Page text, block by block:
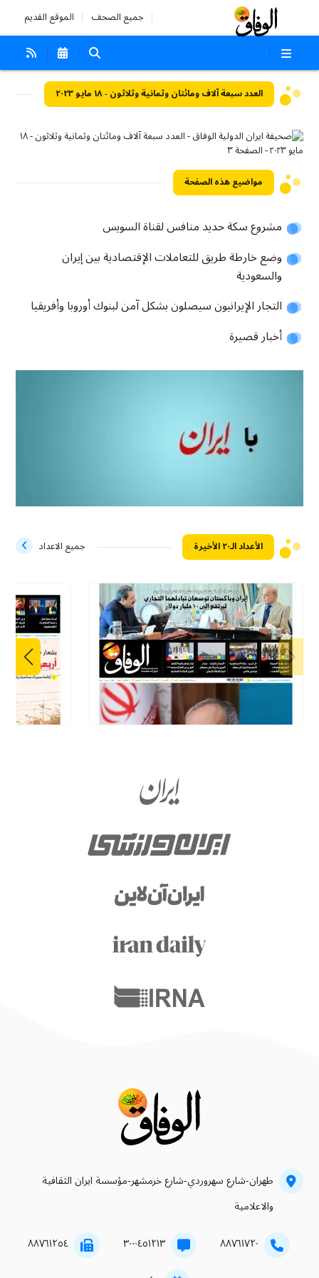
جميع الصحف الموقع القديم
العدد سبعة آلاف ومائتان وثمانية وثلاثون - ١٨ مايو ٢٠٢٣
مواضيع هذه الصفحة
مشروع سكة حديد منافس لقناة السويس
وضع خارطة طريق للتعاملات الإقتصادية بين إيران
والسعودية
التجار الإيرانيون سيصلون بشكل آمن لبنوك أوروبا وأفريقيا
أخبار قصيرة
الأعداد الـ۲۰ الأخيرة جميع الاعداد
طهران-شارع سهروردي-شارع خرمشهر-مؤسسة ايران الثقافية
والاعلامية
۸۸۷٦۱۷۲۰ ۳۰۰۰٤٥۱۲۱۳ ۸۸۷٦۱۲٥٤